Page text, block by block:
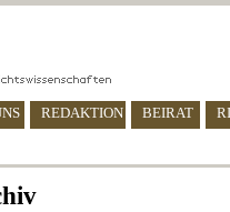
REDAKTION BEIRAT